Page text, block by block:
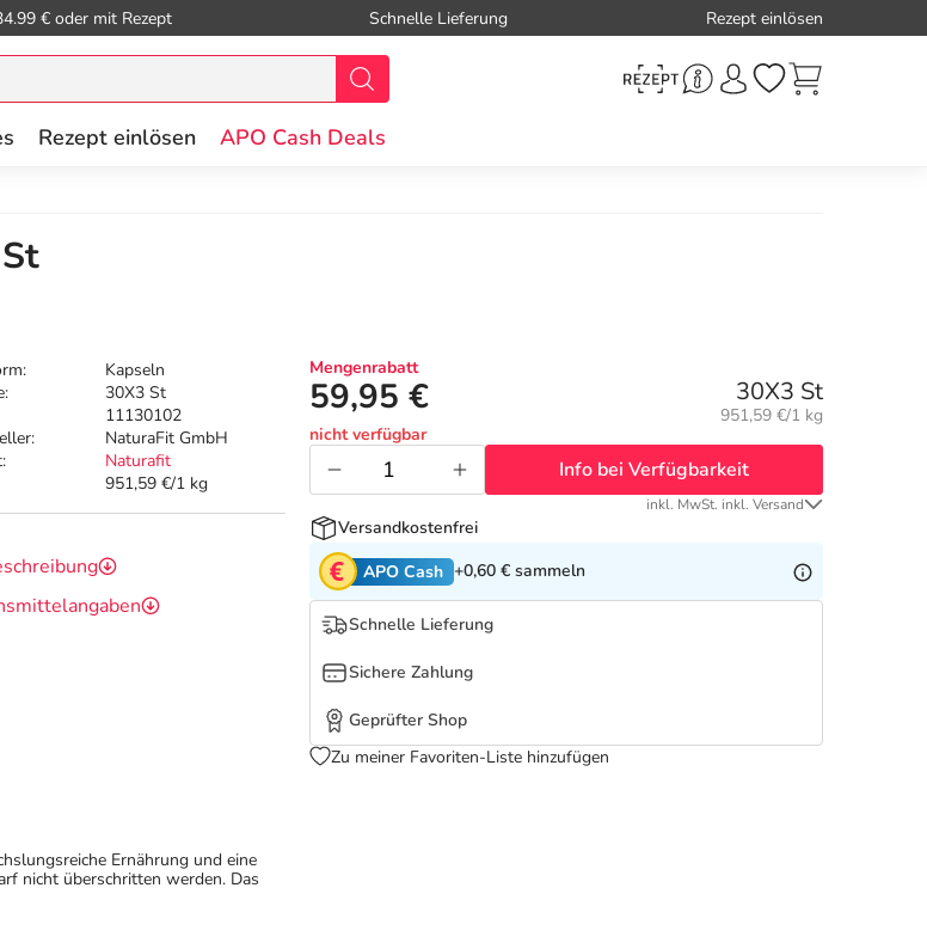
€ oder mit Rezept Schnelle Lieferung Rezept einlösen
Rezept einlösen APO Cash Deals
Kapseln
30X3 St
11130102
NaturaFit GmbH
Naturafit
951,59 €/1 kg
Mengenrabatt
59,95 € 30X3 St
Grundpreis:
951,59 €/1 kg
nicht verfügbar
Info bei Verfügbarkeit
inkl. MwSt. inkl. Versand
Versandkostenfrei
APO Cash +0,60 € sammeln
Schnelle Lieferung
Sichere Zahlung
Geprüfter Shop
Zu meiner Favoriten-Liste hinzufügen
Ernährung und eine
nicht überschritten werden. Das